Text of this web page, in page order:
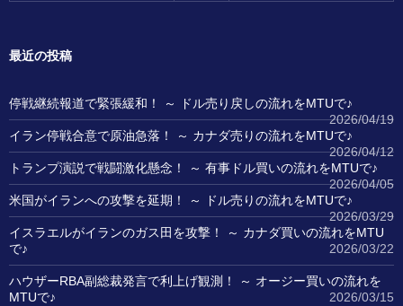
最近の投稿
停戦継続報道で緊張緩和！ ～ ドル売り戻しの流れをMTUで♪
2026/04/19
イラン停戦合意で原油急落！ ～ カナダ売りの流れをMTUで♪
2026/04/12
トランプ演説で戦闘激化懸念！ ～ 有事ドル買いの流れをMTUで♪
2026/04/05
米国がイランへの攻撃を延期！ ～ ドル売りの流れをMTUで♪
2026/03/29
イスラエルがイランのガス田を攻撃！ ～ カナダ買いの流れをMTU
で♪
2026/03/22
ハウザーRBA副総裁発言で利上げ観測！ ～ オージー買いの流れを
MTUで♪
2026/03/15